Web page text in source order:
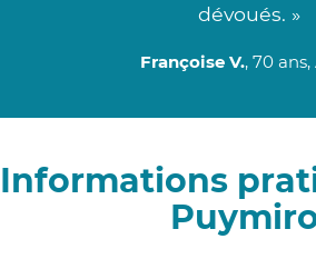
dévoués. »
Françoise V., 70
Informations